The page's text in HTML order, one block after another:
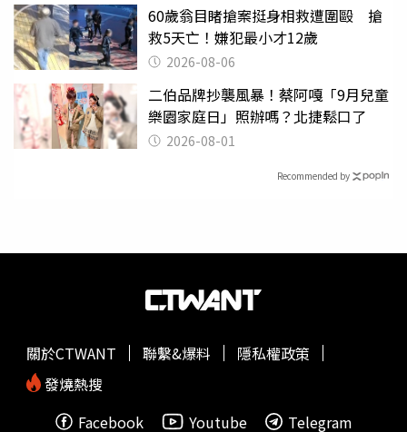
60歲翁目睹搶案挺身相救遭圍毆 搶
救5天亡！嫌犯最小才12歲
2026-08-06
二伯品牌抄襲風暴！蔡阿嘎「9月兒童
樂園家庭日」照辦嗎？北捷鬆口了
2026-08-01
Recommended by
關於CTWANT 聯繫&爆料
隱私權政策
發燒熱搜
Facebook
Youtube Telegram